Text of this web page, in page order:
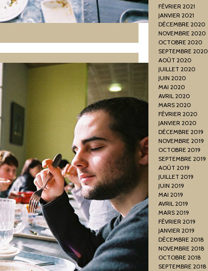
FÉVRIER 2021
JANVIER 2021
DÉCEMBRE 2020
NOVEMBRE 2020
OCTOBRE 2020
SEPTEMBRE 2020
AOÛT 2020
JUILLET 2020
JUIN 2020
MAI 2020
AVRIL 2020
MARS 2020
FÉVRIER 2020
JANVIER 2020
DÉCEMBRE 2019
NOVEMBRE 2019
OCTOBRE 2019
SEPTEMBRE 2019
AOÛT 2019
JUILLET 2019
JUIN 2019
MAI 2019
AVRIL 2019
MARS 2019
FÉVRIER 2019
JANVIER 2019
DÉCEMBRE 2018
NOVEMBRE 2018
OCTOBRE 2018
SEPTEMBRE 2018